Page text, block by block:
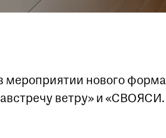
мероприятии нового
ветру» и